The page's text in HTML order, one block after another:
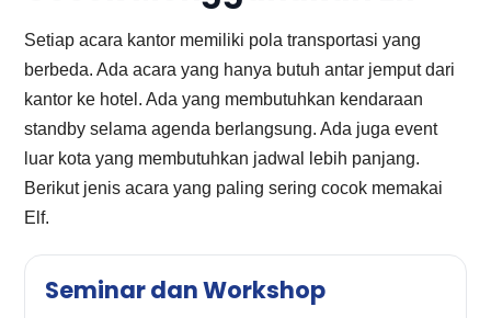
Setiap acara kantor memiliki pola transportasi yang
berbeda. Ada acara yang hanya butuh antar jemput dari
kantor ke hotel. Ada yang membutuhkan kendaraan
standby selama agenda berlangsung. Ada juga event
luar kota yang membutuhkan jadwal lebih panjang.
Berikut jenis acara yang paling sering cocok memakai
Elf.
Seminar dan Workshop